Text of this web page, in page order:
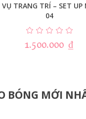
VỤ TRANG TRÍ – SET
04
1.500.000 ₫
BÓNG MỚI